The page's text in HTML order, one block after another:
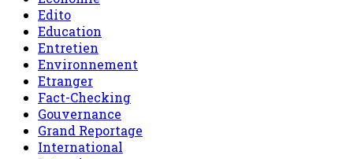
Edito
Education
Entretien
Environnement
Etranger
Fact-Checking
Gouvernance
Grand Reportage
International